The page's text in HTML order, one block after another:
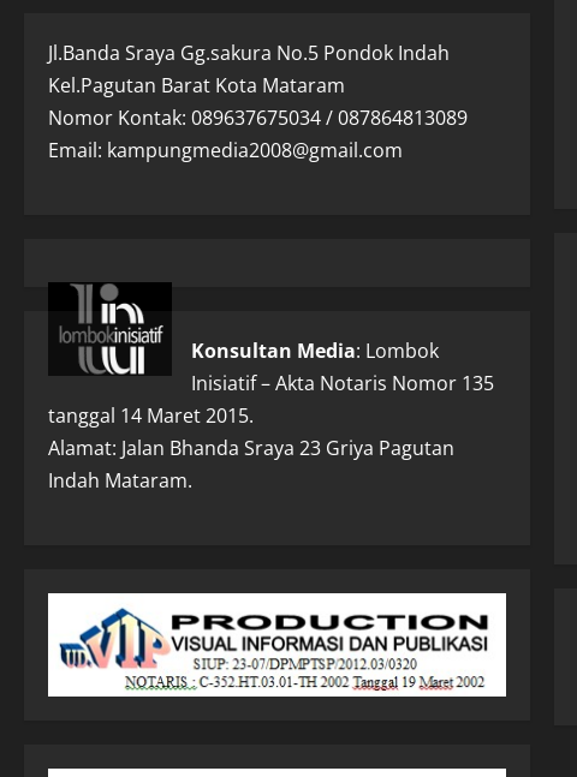
Jl.Banda Sraya Gg.sakura No.5 Pondok Indah
Kel.Pagutan Barat Kota Mataram
Nomor Kontak: 089637675034 / 087864813089
Email: kampungmedia2008@gmail.com
Konsultan Media: Lombok
Inisiatif – Akta Notaris Nomor 135
tanggal 14 Maret 2015.
Alamat: Jalan Bhanda Sraya 23 Griya Pagutan
Indah Mataram.